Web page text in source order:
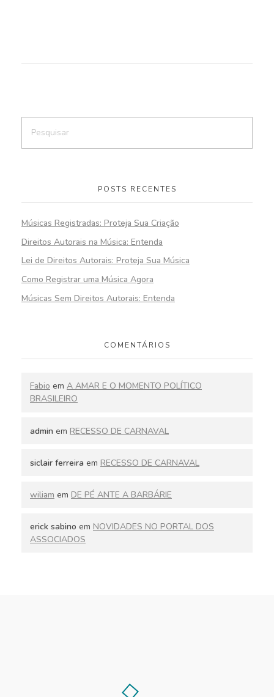
POSTS RECENTES
Músicas Registradas: Proteja Sua Criação
Direitos Autorais na Música: Entenda
Lei de Direitos Autorais: Proteja Sua Música
Como Registrar uma Música Agora
Músicas Sem Direitos Autorais: Entenda
COMENTÁRIOS
Fabio em A AMAR E O MOMENTO POLÍTICO
BRASILEIRO
admin em RECESSO DE CARNAVAL
siclair ferreira em RECESSO DE CARNAVAL
wiliam em DE PÉ ANTE A BARBÁRIE
erick sabino em NOVIDADES NO PORTAL DOS
ASSOCIADOS